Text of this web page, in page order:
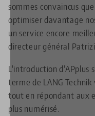
sommes convaincus
optimiser davantage
un service encore
directeur général
L'introduction d'APplus
terme de LANG
tout en répondant aux
plus numérisé.